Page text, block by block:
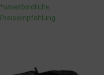
*unverbindliche
Preisempfehlung